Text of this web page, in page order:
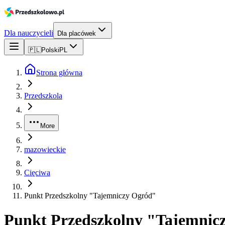
Dla nauczycieli Dla placówek
🇵🇱Polski PL
Strona główna
Przedszkola
More
mazowieckie
Cięciwa
Punkt Przedszkolny "Tajemniczy Ogród"
Punkt Przedszkolny